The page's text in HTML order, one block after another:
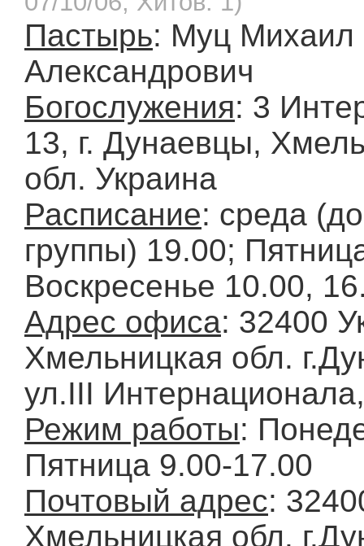
Пастырь: Муц Михаил
Александрович
Богослужения: 3
13, г. Дунаевцы,
обл. Украина
Расписание: среда
группы) 19.00;
Воскресенье 10.00,
Адрес офиса: 32400
Хмельницкая обл.
ул.ІІІ
Режим работы:
Пятница 9.00-17.00
Почтовый адрес:
Хмельницкая обл.